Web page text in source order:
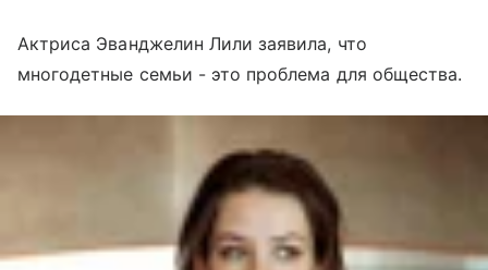
Актриса Эванджелин Лили заявила, что
многодетные семьи - это проблема для общества.